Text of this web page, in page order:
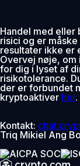
Handel med
risici og er
resultater ikke er
Overvej nøje,
for dig i lyset af
risikotolerance.
der er forbundet
kryptoaktiver her.
Kontakt:
Triq Mikiel Ang